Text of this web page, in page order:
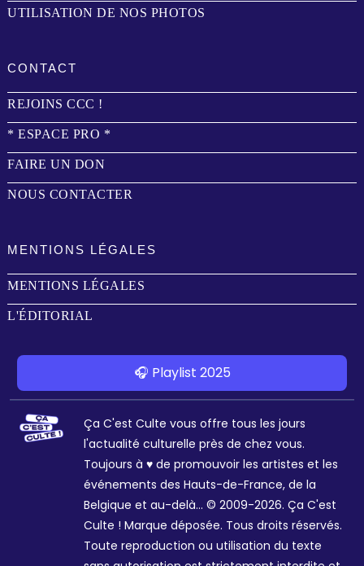
UTILISATION DE NOS PHOTOS
CONTACT
REJOINS CCC !
* ESPACE PRO *
FAIRE UN DON
NOUS CONTACTER
MENTIONS LÉGALES
MENTIONS LÉGALES
L'ÉDITORIAL
🎧 Playlist 2025
Ça C'est Culte vous offre tous les jours
l'actualité culturelle près de chez vous.
Toujours à ♥ de promouvoir les artistes et les
événements des Hauts-de-France, de la
Belgique et au-delà... © 2009-2026. Ça C'est
Culte ! Marque déposée. Tous droits réservés.
Toute reproduction ou utilisation du texte